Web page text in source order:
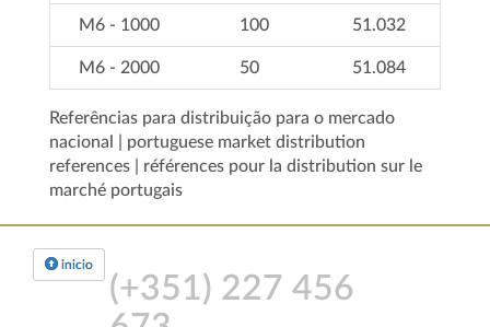
M6 - 1000 100 51.032
M6 - 2000 50 51.084
Referências para distribuição para o mercado
nacional | portuguese market distribution
references | références pour la distribution sur le
marché portugais
inicio
(+351) 227 456